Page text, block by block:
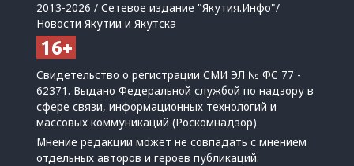
2013-2026 / Сетевое издание "Якутия.Инфо"/
Новости Якутии и Якутска
Свидетельство о регистрации СМИ ЭЛ № ФС 77 -
62371. Выдано Федеральной службой по надзору в
сфере связи, информационных технологий и
массовых коммуникаций (Роскомнадзор)
Мнение редакции может не совпадать с мнением
отдельных авторов и героев публикаций.